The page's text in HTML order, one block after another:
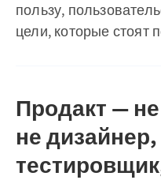
пользу,
цели, которые стоят
Продакт —
не дизайнер,